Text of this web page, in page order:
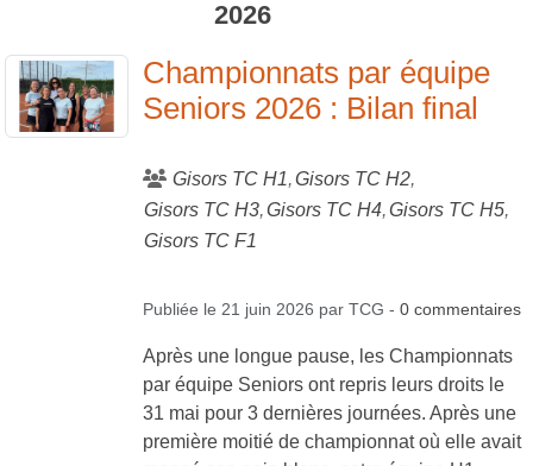
2026
Championnats par équipe
Seniors 2026 : Bilan final
Gisors TC H1 Gisors TC H2
Gisors TC H3 Gisors TC H4 Gisors TC H5
Gisors TC F1
Publiée le 21 juin 2026 par TCG - 0 commentaires
Après une longue pause, les Championnats
par équipe Seniors ont repris leurs droits le
31 mai pour 3 dernières journées. Après une
première moitié de championnat où elle avait